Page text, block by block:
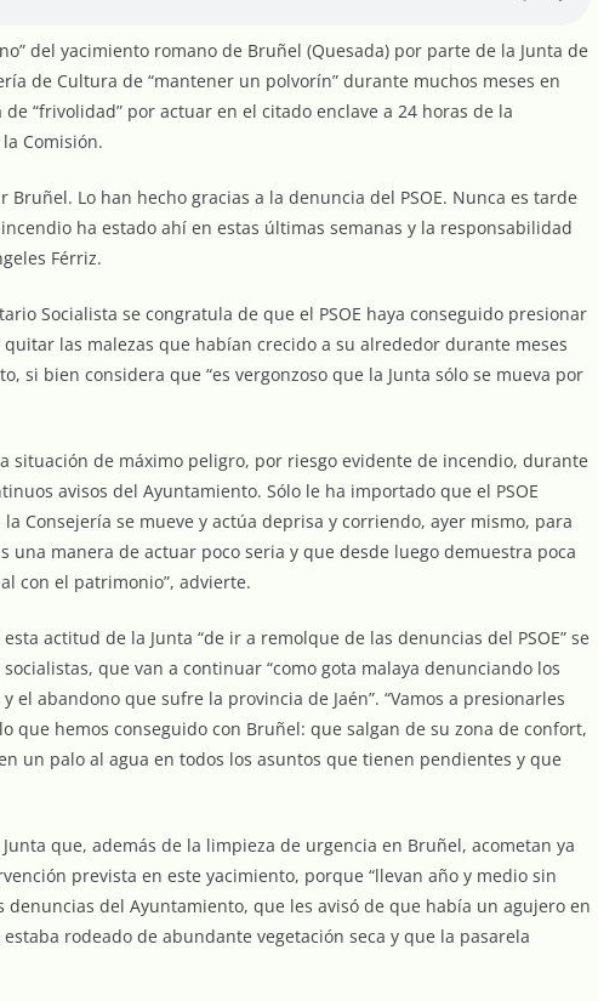
del yacimiento romano de Bruñel (Quesada) por parte de la Junta de
de Cultura de “mantener un polvorín” durante muchos meses en
“frivolidad” por actuar en el citado enclave a 24 horas de la
Comisión.
Lo han hecho gracias a la denuncia del PSOE. Nunca es tarde
ha estado ahí en estas últimas semanas y la responsabilidad
Férriz.
Socialista se congratula de que el PSOE haya conseguido presionar
las malezas que habían crecido a su alrededor durante meses
si bien considera que “es vergonzoso que la Junta sólo se mueva por
situación de máximo peligro, por riesgo evidente de incendio, durante
avisos del Ayuntamiento. Sólo le ha importado que el PSOE
Consejería se mueve y actúa deprisa y corriendo, ayer mismo, para
una manera de actuar poco seria y que desde luego demuestra poca
con el patrimonio”, advierte.
actitud de la Junta “de ir a remolque de las denuncias del PSOE” se
que van a continuar “como gota malaya denunciando los
el abandono que sufre la provincia de Jaén”. “Vamos a presionarles
que hemos conseguido con Bruñel: que salgan de su zona de confort,
un palo al agua en todos los asuntos que tienen pendientes y que
que, además de la limpieza de urgencia en Bruñel, acometan ya
prevista en este yacimiento, porque “llevan año y medio sin
denuncias del Ayuntamiento, que les avisó de que había un agujero en
rodeado de abundante vegetación seca y que la pasarela